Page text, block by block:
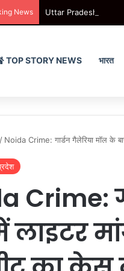
News Uttar Pradesh : हापुड़ में
TOP STORY NEWS भारत
/ Noida Crime: गार्डन गैलेरिया मॉल के
Crime:
लाइटर